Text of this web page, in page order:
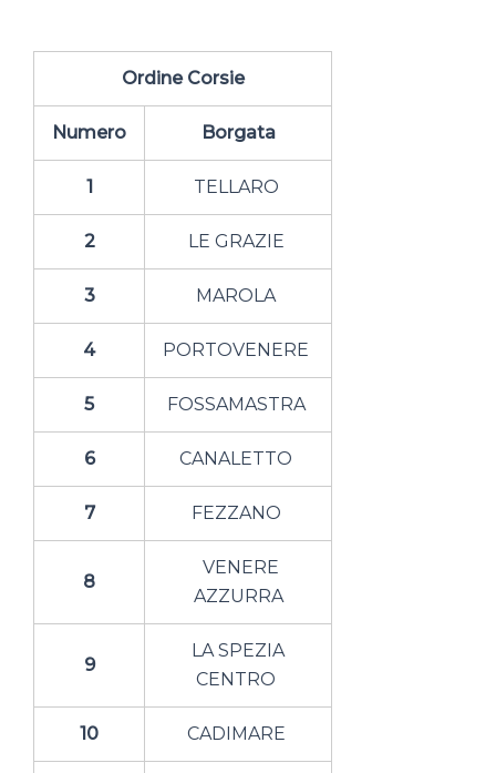
Ordine Corsie
Numero Borgata
1 TELLARO
2 LE GRAZIE
3 MAROLA
4 PORTOVENERE
5 FOSSAMASTRA
6 CANALETTO
7 FEZZANO
8
VENERE
AZZURRA
9
LA SPEZIA
CENTRO
10 CADIMARE